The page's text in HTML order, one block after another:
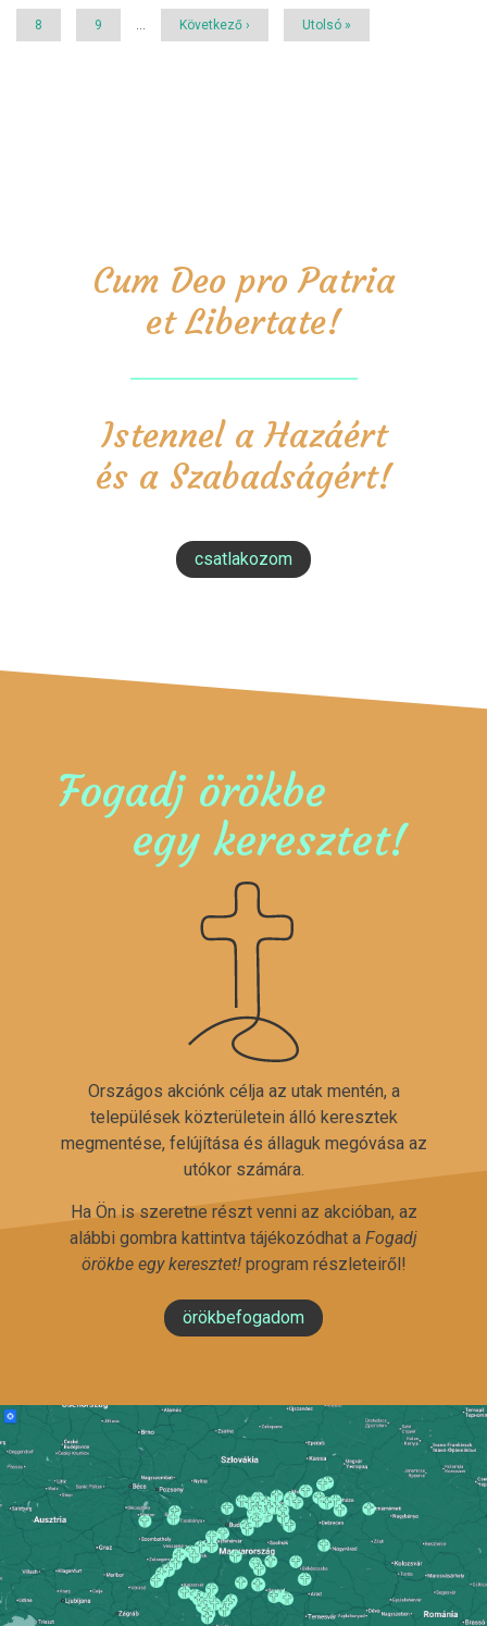
Page
8 Page
9
Következő
Következő ›
Utolsó
Utolsó »
Cum Deo pro Patria
et Libertate!
Istennel a Hazáért
és a Szabadságért!
csatlakozom
Fogadj örökbe
egy keresztet!
Országos akciónk célja az utak mentén, a
települések közterületein álló keresztek
megmentése, felújítása és állaguk megóvása az
utókor számára.
Ha Ön is szeretne részt venni az akcióban, az
alábbi gombra kattintva tájékozódhat a Fogadj
örökbe egy keresztet!program részleteiről!
örökbefogadom